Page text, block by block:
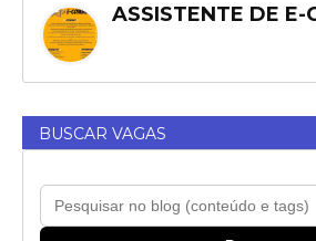
ASSISTENTE DE E-
BUSCAR VAGAS